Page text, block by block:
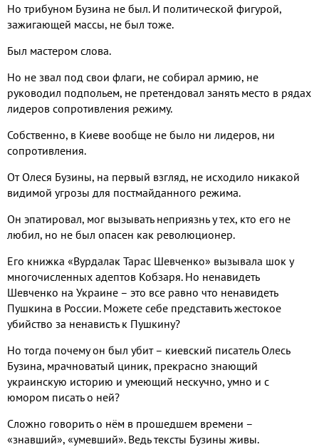
Но трибуном Бузина не был. И политической фигурой,
зажигающей массы, не был тоже.
Был мастером слова.
Но не звал под свои флаги, не собирал армию, не
руководил подпольем, не претендовал занять место в рядах
лидеров сопротивления режиму.
Собственно, в Киеве вообще не было ни лидеров, ни
сопротивления.
От Олеся Бузины, на первый взгляд, не исходило никакой
видимой угрозы для постмайданного режима.
Он эпатировал, мог вызывать неприязнь у тех, кто его не
любил, но не был опасен как революционер.
Его книжка «Вурдалак Тарас Шевченко» вызывала шок у
многочисленных адептов Кобзаря. Но ненавидеть
Шевченко на Украине – это все равно что ненавидеть
Пушкина в России. Можете себе представить жестокое
убийство за ненависть к Пушкину?
Но тогда почему он был убит – киевский писатель Олесь
Бузина, мрачноватый циник, прекрасно знающий
украинскую историю и умеющий нескучно, умно и с
юмором писать о ней?
Сложно говорить о нём в прошедшем времени –
«знавший», «умевший». Ведь тексты Бузины живы.